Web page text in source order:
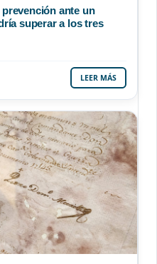
ante un
superar a los tres
LEER MÁS